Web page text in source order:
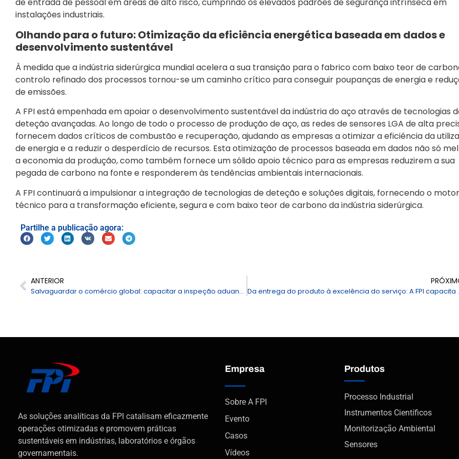
de entrada de pessoal em áreas de alto risco, cumprindo os elevados padrões de segurança intrínseca em
instalações industriais.
Olhando para o futuro: Otimização da eficiência energética baseada em dados e
desenvolvimento sustentável
À medida que a indústria siderúrgica mundial acelera a sua transição para o fabrico com baixo teor de
controlo refinado dos processos tornou-se um caminho crítico para conseguir poupanças de energia e
de emissões.
A FPI está empenhada em apoiar o desenvolvimento sustentável da indústria do aço através de tecnologias
deteção avançadas. Ao longo de todo o processo de produção de aço, as redes de sensores LGA de alta
fornecem dados críticos de combustão e recuperação, ajudando as empresas a otimizar a eficiência da
de energia e a reduzir o desperdício de recursos. Esta otimização de processos baseada em dados não só
a economia da produção, como também fornece um sólido apoio técnico para as empresas reduzirem a sua
pegada de carbono na fonte e responderem às tendências ambientais internacionais.
A FPI continuará a impulsionar a integração de tecnologias de deteção e soluções digitais, fornecendo o motor
técnico para a transformação eficiente, segura e com baixo teor de carbono da indústria siderúrgica.
Partilhe a publicação agora:
ANTERIOR
Salvaguardar o comércio global: capacitar a inspeção aduaneira com o desempenho superior da LC-MS/MS Da entrega do produto à
As soluções analíticas da FPI catalisam eficazmente
operações otimizadas e promovem práticas
sustentáveis em indústrias, laboratórios e órgãos
governamentais.
Empresa
Sobre A FPI
Evento
Casos
Vídeos
Produtos
Processo Industrial
Instrumentos Científicos
Monitorização Ambiental
Sensores